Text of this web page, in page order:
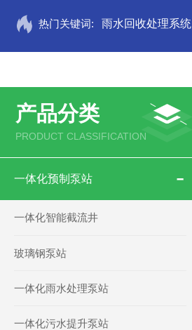
热门关键词: 雨水回收处理系统
产品分类
PRODUCT CLASSIFICATION
一体化预制泵站
一体化智能截流井
玻璃钢泵站
一体化雨水处理泵站
一体化污水提升泵站